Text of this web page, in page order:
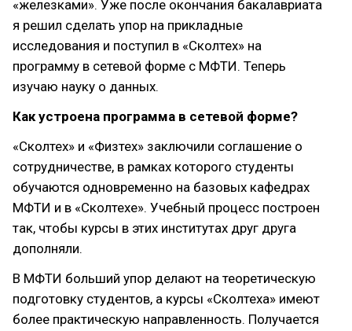
«железками». Уже после окончания бакалавриата
я решил сделать упор на прикладные
исследования и поступил в «Сколтех» на
программу в сетевой форме с МФТИ. Теперь
изучаю науку о данных.
Как устроена программа в сетевой форме?
«Сколтех» и «Физтех» заключили соглашение о
сотрудничестве, в рамках которого студенты
обучаются одновременно на базовых кафедрах
МФТИ и в «Сколтехе». Учебный процесс построен
так, чтобы курсы в этих институтах друг друга
дополняли.
В МФТИ больший упор делают на теоретическую
подготовку студентов, а курсы «Сколтеха» имеют
более практическую направленность. Получается